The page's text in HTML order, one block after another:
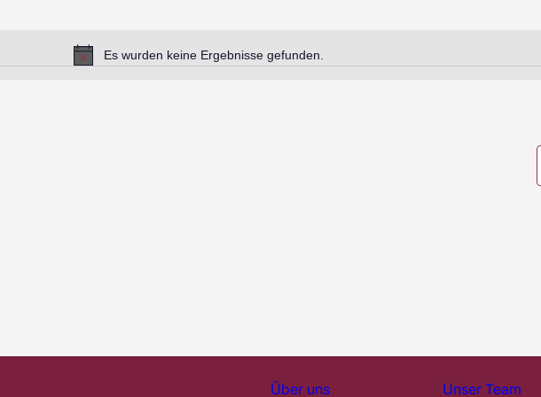
Hinweis
Es wurden keine Ergebnisse gefunden.
Über uns Unser Team